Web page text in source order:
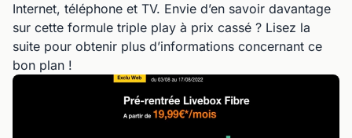
Internet, téléphone et TV. Envie d’en savoir davantage
sur cette formule triple play à prix cassé ? Lisez la
suite pour obtenir plus d’informations concernant ce
bon plan !